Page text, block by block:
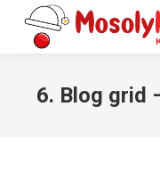
6. Blog grid